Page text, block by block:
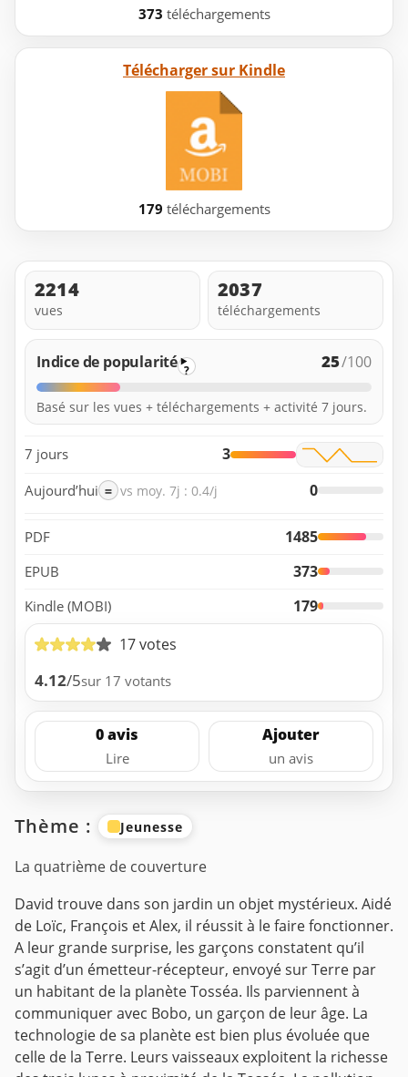
373 téléchargements
Télécharger sur Kindle
179 téléchargements
2214
vues
2037
téléchargements
Indice de popularité ? 25/100
Basé sur les vues + téléchargements + activité 7 jours.
7 jours 3
Aujourd’hui = vs moy. 7j : 0.4/j 0
PDF 1485
EPUB 373
Kindle (MOBI)
179
17 votes
4.12/5sur 17 votants
0 avis
Lire
Ajouter
un avis
Thème : Jeunesse
La quatrième de couverture
David trouve dans son jardin un objet mystérieux. Aidé
de Loïc, François et Alex, il réussit à le faire fonctionner.
A leur grande surprise, les garçons constatent qu’il
s’agit d’un émetteur-récepteur, envoyé sur Terre par
un habitant de la planète Tosséa. Ils parviennent à
communiquer avec Bobo, un garçon de leur âge. La
technologie de sa planète est bien plus évoluée que
celle de la Terre. Leurs vaisseaux exploitent la richesse